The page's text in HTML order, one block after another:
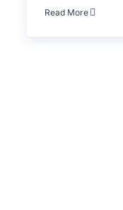
Read More